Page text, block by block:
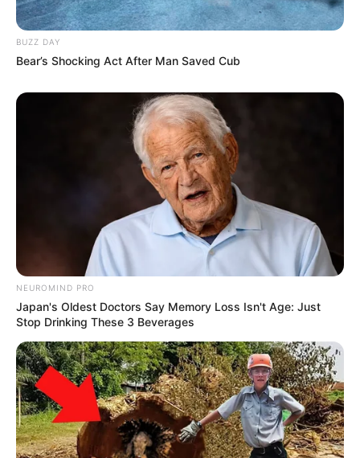
BUZZ DAY
Bear’s Shocking Act After Man Saved Cub
NEUROMIND PRO
Japan's Oldest Doctors Say Memory Loss Isn't Age: Just
Stop Drinking These 3 Beverages